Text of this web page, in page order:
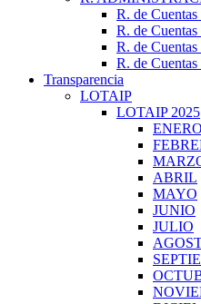
R. de
R. de
R. de
R. de
Transparencia
LOTAIP
LOTAIP 2025
ENERO
ABRIL
MAYO
JUNIO
JULIO